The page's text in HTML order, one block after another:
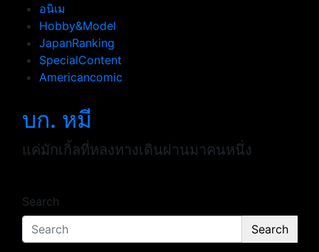
อนิเม
Hobby&Model
JapanRanking
SpecialContent
Americancomic
บก. หมี
แค่มักเกิ้ลที่หลงทางเดินผ่านมาคนหนึ่ง
Search
Search